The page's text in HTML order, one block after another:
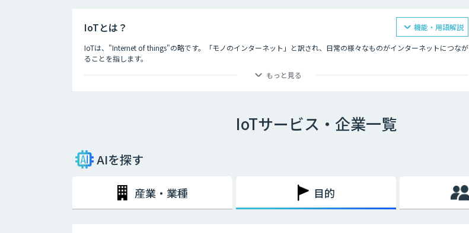
IoTとは？
IoTは、"Internet of things"の略です。「モノのインターネット」と訳され、日常の様々なものがインターネットにつなが
ることを指します。
IoTによってできることは主に二つあり、一つ目はモノの遠隔操作です。インターネットにつながったモノを、リモコン
期待されています。
もっと見る
機能・用語解説
IoTサービス・企業一覧
AIを探す
産業・業種 目的